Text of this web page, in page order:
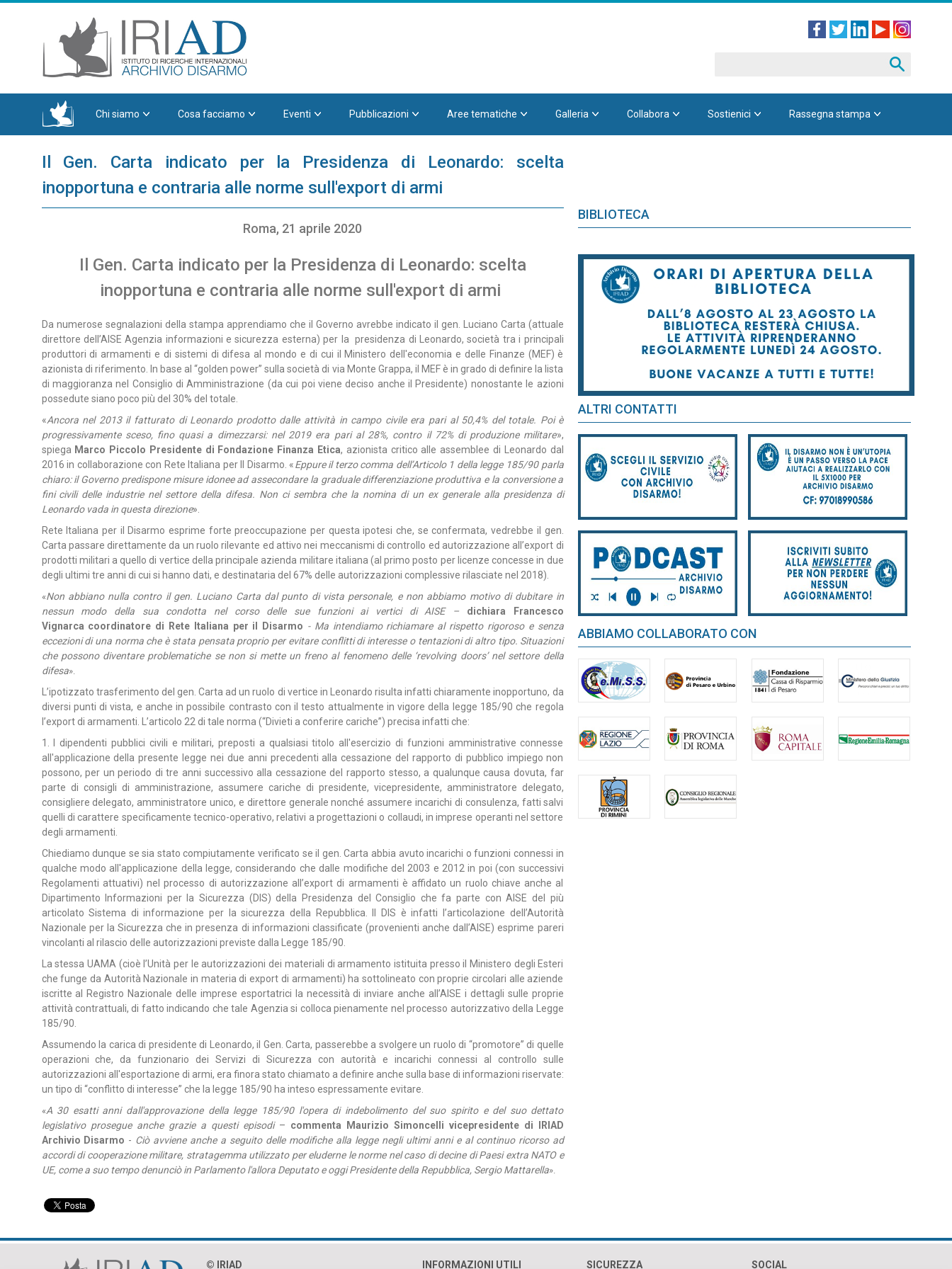
Chi siamo Cosa facciamo Eventi Pubblicazioni Aree tematiche Galleria Collabora Sostienici Rassegna stampa
Il Gen. Carta indicato per la Presidenza di Leonardo: scelta
inopportuna e contraria alle norme sull'export di armi
Roma, 21 aprile 2020
Il Gen. Carta indicato per la Presidenza di Leonardo: scelta
inopportuna e contraria alle norme sull'export di armi
Da numerose segnalazioni della stampa apprendiamo che il Governo avrebbe indicato il gen. Luciano Carta (attuale
direttore dell’AISE Agenzia informazioni e sicurezza esterna) per la presidenza di Leonardo, società tra i principali
produttori di armamenti e di sistemi di difesa al mondo e di cui il Ministero dell'economia e delle Finanze (MEF) è
azionista di riferimento. In base al “golden power” sulla società di via Monte Grappa, il MEF è in grado di definire la lista
di maggioranza nel Consiglio di Amministrazione (da cui poi viene deciso anche il Presidente) nonostante le azioni
possedute siano poco più del 30% del totale.
«Ancora nel 2013 il fatturato di Leonardo prodotto dalle attività in campo civile era pari al 50,4% del totale. Poi è
progressivamente sceso, fino quasi a dimezzarsi: nel 2019 era pari al 28%, contro il 72% di produzione militare»,
spiega Marco Piccolo Presidente di Fondazione Finanza Etica, azionista critico alle assemblee di Leonardo dal
2016 in collaborazione con Rete Italiana per Il Disarmo. «Eppure il terzo comma dell’Articolo 1 della legge 185/90 parla
chiaro: il Governo predispone misure idonee ad assecondare la graduale differenziazione produttiva e la conversione a
fini civili delle industrie nel settore della difesa. Non ci sembra che la nomina di un ex generale alla presidenza di
Leonardo vada in questa direzione».
Rete Italiana per il Disarmo esprime forte preoccupazione per questa ipotesi che, se confermata, vedrebbe il gen.
Carta passare direttamente da un ruolo rilevante ed attivo nei meccanismi di controllo ed autorizzazione all’export di
prodotti militari a quello di vertice della principale azienda militare italiana (al primo posto per licenze concesse in due
degli ultimi tre anni di cui si hanno dati, e destinataria del 67% delle autorizzazioni complessive rilasciate nel 2018).
«Non abbiano nulla contro il gen. Luciano Carta dal punto di vista personale, e non abbiamo motivo di dubitare in
nessun modo della sua condotta nel corso delle sue funzioni ai vertici di AISE – dichiara Francesco
Vignarca coordinatore di Rete Italiana per il Disarmo - Ma intendiamo richiamare al rispetto rigoroso e senza
eccezioni di una norma che è stata pensata proprio per evitare conflitti di interesse o tentazioni di altro tipo. Situazioni
che possono diventare problematiche se non si mette un freno al fenomeno delle ‘revolving doors’ nel settore della
difesa».
L’ipotizzato trasferimento del gen. Carta ad un ruolo di vertice in Leonardo risulta infatti chiaramente inopportuno, da
diversi punti di vista, e anche in possibile contrasto con il testo attualmente in vigore della legge 185/90 che regola
l’export di armamenti. L’articolo 22 di tale norma (“Divieti a conferire cariche”) precisa infatti che:
1. I dipendenti pubblici civili e militari, preposti a qualsiasi titolo all'esercizio di funzioni amministrative connesse
all'applicazione della presente legge nei due anni precedenti alla cessazione del rapporto di pubblico impiego non
possono, per un periodo di tre anni successivo alla cessazione del rapporto stesso, a qualunque causa dovuta, far
parte di consigli di amministrazione, assumere cariche di presidente, vicepresidente, amministratore delegato,
consigliere delegato, amministratore unico, e direttore generale nonché assumere incarichi di consulenza, fatti salvi
quelli di carattere specificamente tecnico-operativo, relativi a progettazioni o collaudi, in imprese operanti nel settore
degli armamenti.
Chiediamo dunque se sia stato compiutamente verificato se il gen. Carta abbia avuto incarichi o funzioni connessi in
qualche modo all'applicazione della legge, considerando che dalle modifiche del 2003 e 2012 in poi (con successivi
Regolamenti attuativi) nel processo di autorizzazione all’export di armamenti è affidato un ruolo chiave anche al
Dipartimento Informazioni per la Sicurezza (DIS) della Presidenza del Consiglio che fa parte con AISE del più
articolato Sistema di informazione per la sicurezza della Repubblica. Il DIS è infatti l’articolazione dell’Autorità
Nazionale per la Sicurezza che in presenza di informazioni classificate (provenienti anche dall’AISE) esprime pareri
vincolanti al rilascio delle autorizzazioni previste dalla Legge 185/90.
La stessa UAMA (cioè l’Unità per le autorizzazioni dei materiali di armamento istituita presso il Ministero degli Esteri
che funge da Autorità Nazionale in materia di export di armamenti) ha sottolineato con proprie circolari alle aziende
iscritte al Registro Nazionale delle imprese esportatrici la necessità di inviare anche all’AISE i dettagli sulle proprie
attività contrattuali, di fatto indicando che tale Agenzia si colloca pienamente nel processo autorizzativo della Legge
185/90.
Assumendo la carica di presidente di Leonardo, il Gen. Carta, passerebbe a svolgere un ruolo di “promotore” di quelle
operazioni che, da funzionario dei Servizi di Sicurezza con autorità e incarichi connessi al controllo sulle
autorizzazioni all'esportazione di armi, era finora stato chiamato a definire anche sulla base di informazioni riservate:
un tipo di “conflitto di interesse” che la legge 185/90 ha inteso espressamente evitare.
«A 30 esatti anni dall'approvazione della legge 185/90 l'opera di indebolimento del suo spirito e del suo dettato
legislativo prosegue anche grazie a questi episodi– commenta Maurizio Simoncelli vicepresidente di IRIAD
Archivio Disarmo - Ciò avviene anche a seguito delle modifiche alla legge negli ultimi anni e al continuo ricorso ad
accordi di cooperazione militare, stratagemma utilizzato per eluderne le norme nel caso di decine di Paesi extra NATO e
UE, come a suo tempo denunciò in Parlamento l'allora Deputato e oggi Presidente della Repubblica, Sergio Mattarella».
BIBLIOTECA
ALTRI CONTATTI
ABBIAMO COLLABORATO CON
© IRIAD‎ INFORMAZIONI UTILI SICUREZZA SOCIAL